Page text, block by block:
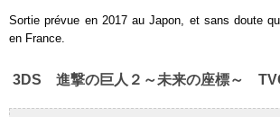
Sortie prévue en 2017 au Japon, et sans doute
en France.
3DS 進撃の巨人２～未来の座標～